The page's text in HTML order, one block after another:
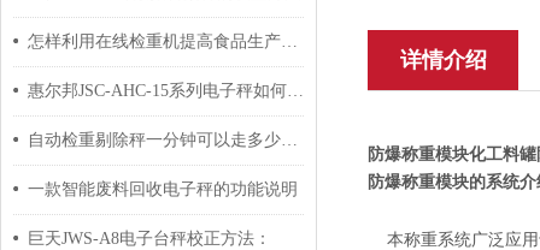
怎样利用在线检重机提高食品生产效率
惠尔邦JSC-AHC-15系列电子秤如何校正
自动检重剔除秤一分钟可以走多少件？巨鼎天衡工程师为您解答
一款智能废料回收电子秤的功能说明
巨天JWS-A8电子台秤校正方法：
详情介绍
防爆称重模块化工料
防爆称重模块的系统介
本称重系统广泛应用